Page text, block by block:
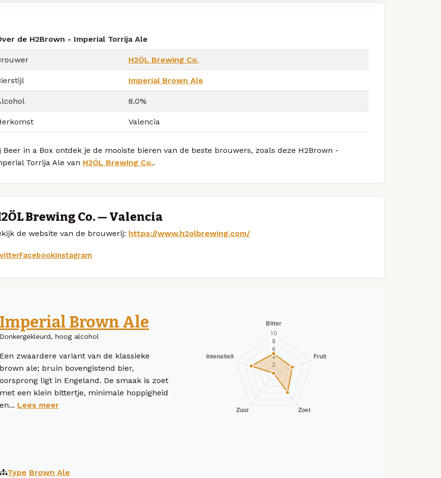
de H2Brown - Imperial Torrija Ale
H2ÖL Brewing Co.
Imperial Brown Ale
8.0%
Valencia
Beer in a Box ontdek je de mooiste bieren van de beste brouwers, zoals deze H2Brown -
Torrija Ale van H2ÖL Brewing Co..
Brewing Co. — Valencia
de website van de brouwerij: https://www.h2olbrewing.com/
FacebookInstagram
Imperial Brown Ale
Donkergekleurd, hoog alcohol
Een zwaardere variant van de klassieke
brown ale; bruin bovengistend bier,
oorsprong ligt in Engeland. De smaak is zoet
met een klein bittertje, minimale hoppigheid
en... Lees meer
Type Brown Ale